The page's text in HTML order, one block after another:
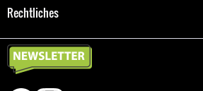
Rechtliches